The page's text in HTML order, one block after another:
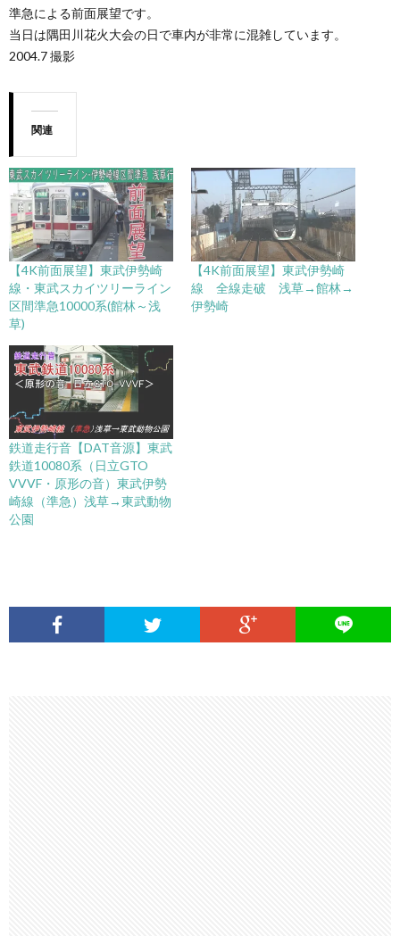
準急による前面展望です。
当日は隅田川花火大会の日で車内が非常に混雑しています。
2004.7 撮影
関連
【4K前面展望】東武伊勢崎
線・東武スカイツリーライン
区間準急10000系(館林～浅
草)
【4K前面展望】東武伊勢崎
線 全線走破 浅草→館林→
伊勢崎
鉄道走行音【DAT音源】東武
鉄道10080系（日立GTO
VVVF・原形の音）東武伊勢
崎線（準急）浅草→東武動物
公園